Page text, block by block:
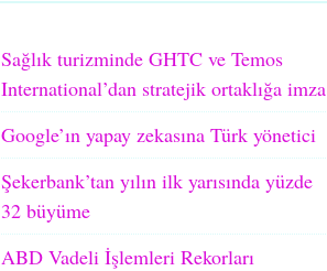
Sağlık turizminde GHTC ve Temos
International’dan stratejik ortaklığa imza
Google’ın yapay zekasına Türk yönetici
Şekerbank’tan yılın ilk yarısında yüzde
32 büyüme
ABD Vadeli İşlemleri Rekorları